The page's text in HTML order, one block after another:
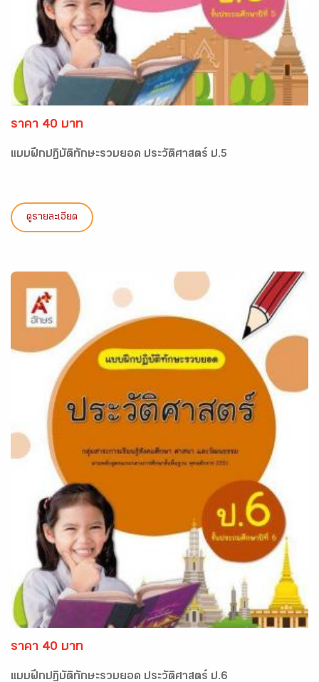
ราคา 40 บาท
แบบฝึกปฏิบัติทักษะรวบยอด ประวัติศาสตร์ ป.5
ดูรายละเอียด
ราคา 40 บาท
แบบฝึกปฏิบัติทักษะรวบยอด ประวัติศาสตร์ ป.6